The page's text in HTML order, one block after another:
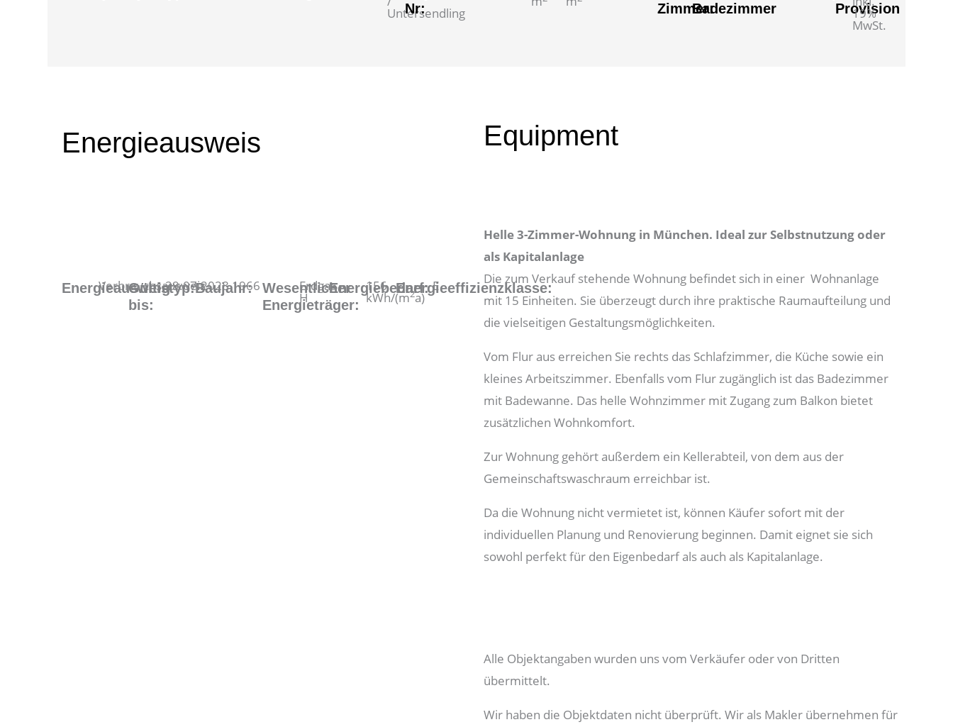
Untersendling
Nr:
Zimmer:Badezimmer
Provision
19%
MwSt.
Energieausweis
Energieausweistyp:
Verbrauchsausweis
Gültig
bis:
29.07.2028
Baujahr:
1966Wesentlicher
Energieträger:
Erdgas
H
Energiebedarf:
156
kWh/(m2a)
Energieeffizienzklasse:
E
Equipment
Helle 3-Zimmer-Wohnung in München. Ideal zur Selbstnutzung oder
als Kapitalanlage
Die zum Verkauf stehende Wohnung befindet sich in einer Wohnanlage
mit 15 Einheiten. Sie überzeugt durch ihre praktische Raumaufteilung und
die vielseitigen Gestaltungsmöglichkeiten.
Vom Flur aus erreichen Sie rechts das Schlafzimmer, die Küche sowie ein
kleines Arbeitszimmer. Ebenfalls vom Flur zugänglich ist das Badezimmer
mit Badewanne. Das helle Wohnzimmer mit Zugang zum Balkon bietet
zusätzlichen Wohnkomfort.
Zur Wohnung gehört außerdem ein Kellerabteil, von dem aus der
Gemeinschaftswaschraum erreichbar ist.
Da die Wohnung nicht vermietet ist, können Käufer sofort mit der
individuellen Planung und Renovierung beginnen. Damit eignet sie sich
sowohl perfekt für den Eigenbedarf als auch als Kapitalanlage.
Alle Objektangaben wurden uns vom Verkäufer oder von Dritten
übermittelt.
Wir haben die Objektdaten nicht überprüft. Wir als Makler übernehmen für